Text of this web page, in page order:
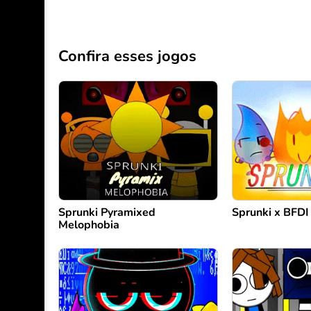
Confira esses jogos
Sprunki Pyramixed
Melophobia
Sprunki x BFDI